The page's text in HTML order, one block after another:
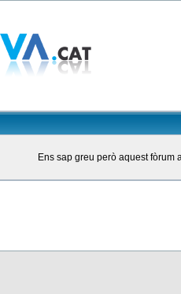
Ens sap greu però aquest fòrum